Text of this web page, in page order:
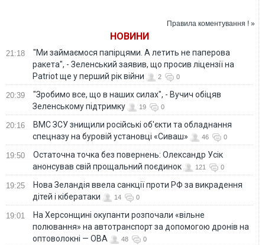
Правила коментування ! »
НОВИНИ
21:18
"Ми займаємося папірцями. А летить не паперова
ракета", - Зеленський заявив, що просив ліцензії на
Patriot ще у перший рік війни
2 0
20:39
"Зробимо все, що в наших силах", - Вучич обіцяв
Зеленському підтримку
19 0
20:16
ВМС ЗСУ знищили російські об'єкти та обладнання
спецназу на буровій установці «Сиваш»
46 0
19:50
Остаточна точка без повернень: Олександр Усік
анонсував свій прощальний поєдинок
121 0
19:25
Нова Зеландія ввела санкції проти РФ за викрадення
дітей і кібератаки
14 0
19:01
На Херсонщині окупанти розпочали «вільне
полювання» на автотранспорт за допомогою дронів на
оптоволокні — ОВА
48 0